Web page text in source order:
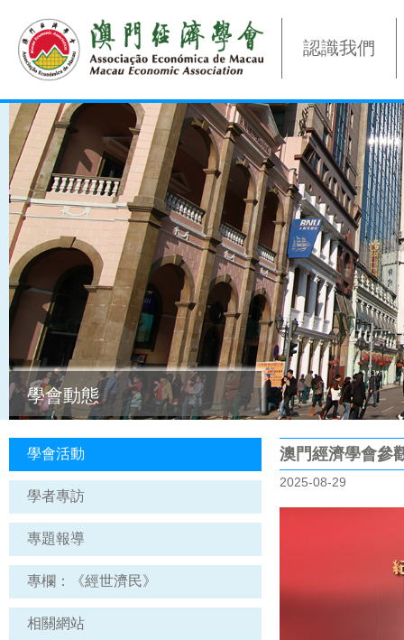
認識我們
學會動態
學會活動
學者專訪
專題報導
專欄：《經世濟民》
相關網站
澳門經濟學會參
2025-08-29